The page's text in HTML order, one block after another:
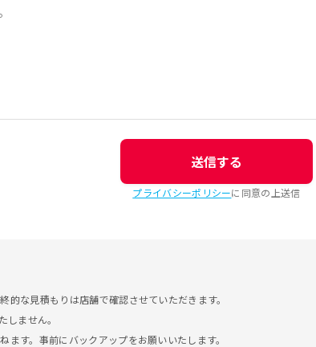
送信する
プライバシーポリシーに同意の上送信
な見積もりは店舗で確認させていただきます。
ません。
す。事前にバックアップをお願いいたします。